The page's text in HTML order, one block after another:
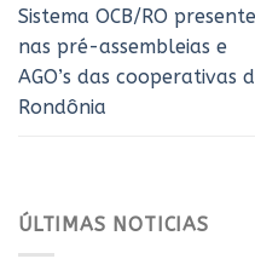
Sistema OCB/RO presente
nas pré-assembleias e
AGO’s das cooperativas
Rondônia
ÚLTIMAS NOTICIAS